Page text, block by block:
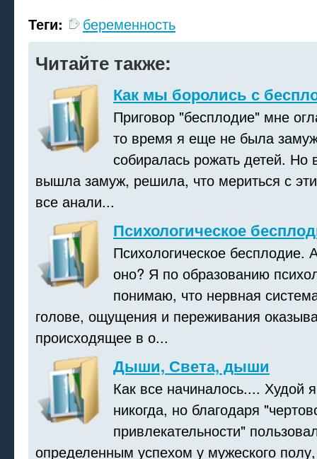
Теги:
беременность
Читайте также:
Как мы боролись с
Приговор "бесплодие" мне
то время я еще не была
собиралась рожать детей. Но
вышла замуж, решила, что мериться с
все анали...
Психологическое
Психологическое бесплодие.
оно? Я по образованию
понимаю, что нервная
голове, ощущения и переживания
происходящее в о...
Дыши, Света, дыши
Как все начиналось.... Худой
никогда, но благодаря
привлекательности"
определенным успехом у мужеского